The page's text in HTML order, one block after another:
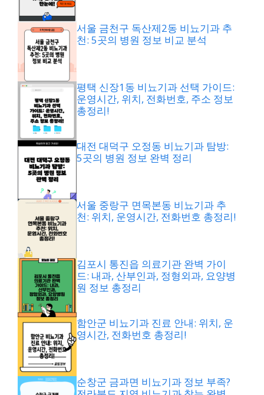
서울 금천구 독산제2동 비뇨기과 추
천: 5곳의 병원 정보 비교 분석
평택 신장1동 비뇨기과 선택 가이드:
운영시간, 위치, 전화번호, 주소 정보
총정리!
대전 대덕구 오정동 비뇨기과 탐방:
5곳의 병원 정보 완벽 정리
서울 중랑구 면목본동 비뇨기과 추
천: 위치, 운영시간, 전화번호 총정리!
김포시 통진읍 의료기관 완벽 가이
드: 내과, 산부인과, 정형외과, 요양병
원 정보 총정리
함안군 비뇨기과 진료 안내: 위치, 운
영시간, 전화번호 총정리!
순창군 금과면 비뇨기과 정보 부족?